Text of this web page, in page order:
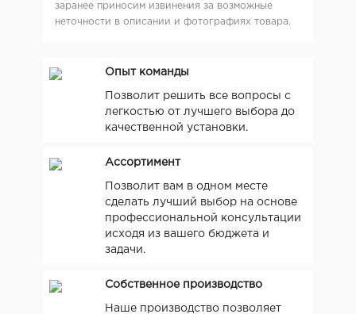
заранее приносим извинения за возможные
неточности в описании и фотографиях товара.
Опыт команды
Позволит решить все вопросы с
легкостью от лучшего выбора до
качественной установки.
Ассортимент
Позволит вам в одном месте
сделать лучший выбор на основе
профессиональной консультации
исходя из вашего бюджета и
задачи.
Собственное производство
Наше производство позволяет